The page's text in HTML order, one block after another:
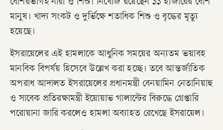
বেশিরভাগই নারী ও শিশু। নিখোঁজ রয়েছেন ১১ হাজারের বেশি
মানুষ। খাদ্য সংকট ও দুর্ভিক্ষে শতাধিক শিশু ও বৃদ্ধের মৃত্যু
হয়েছে।
ইসরায়েলের এই হামলাকে আধুনিক সময়ের অন্যতম ভয়াবহ
মানবিক বিপর্যয় হিসেবে উল্লেখ করা হচ্ছে। তবে আন্তর্জাতিক
অপরাধ আদালত ইসরায়েলের প্রধানমন্ত্রী বেনয়ামিন নেতানিয়াহু
ও সাবেক প্রতিরক্ষামন্ত্রী ইয়োয়াভ গালান্টের বিরুদ্ধে গ্রেপ্তারি
পরোয়ানা জারি করলেও হামলা অব্যাহত রেখেছে ইসরায়েল।